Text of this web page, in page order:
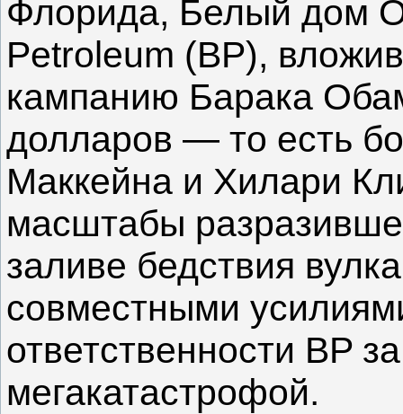
Флорида, Белый дом
Petroleum (BP),
кампанию Барака
долларов — то есть
Маккейна и Хилари
масштабы
заливе бедствия
совместными
ответственности BP
мегакатастрофой.